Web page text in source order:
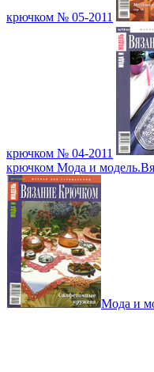
крючком № 05-2011
крючком № 04-2011
крючком Мода и
Мода и